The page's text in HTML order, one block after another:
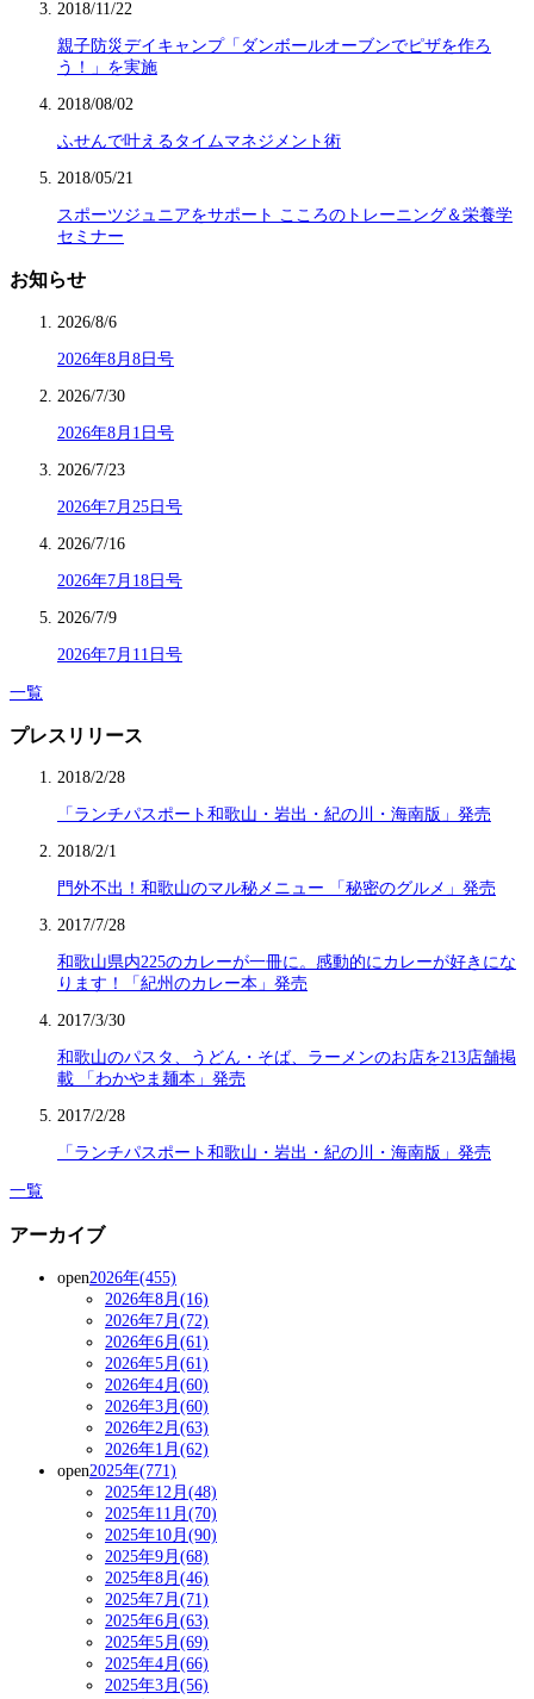
2018/11/22
親子防災デイキャンプ「ダンボールオーブンでピザを作ろ
う！」を実施
2018/08/02
ふせんで叶えるタイムマネジメント術
2018/05/21
スポーツジュニアをサポート こころのトレーニング＆栄養学
セミナー
お知らせ
2026/8/6
2026年8月8日号
2026/7/30
2026年8月1日号
2026/7/23
2026年7月25日号
2026/7/16
2026年7月18日号
2026/7/9
2026年7月11日号
一覧
プレスリリース
2018/2/28
「ランチパスポート和歌山・岩出・紀の川・海南版」発売
2018/2/1
門外不出！和歌山のマル秘メニュー 「秘密のグルメ」発売
2017/7/28
和歌山県内225のカレーが一冊に。感動的にカレーが好きにな
ります！「紀州のカレー本」発売
2017/3/30
和歌山のパスタ、うどん・そば、ラーメンのお店を213店舗掲
載 「わかやま麺本」発売
2017/2/28
「ランチパスポート和歌山・岩出・紀の川・海南版」発売
一覧
アーカイブ
open2026年(455)
2026年8月(16)
2026年7月(72)
2026年6月(61)
2026年5月(61)
2026年4月(60)
2026年3月(60)
2026年2月(63)
2026年1月(62)
open2025年(771)
2025年12月(48)
2025年11月(70)
2025年10月(90)
2025年9月(68)
2025年8月(46)
2025年7月(71)
2025年6月(63)
2025年5月(69)
2025年4月(66)
2025年3月(56)